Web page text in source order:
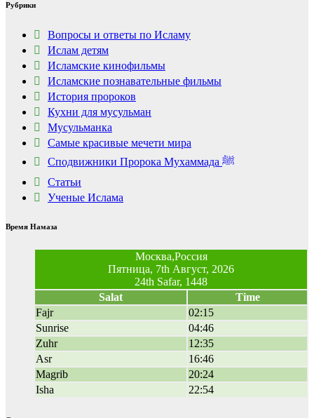
i
Ролик из Омска: вы
будете смеяться долго
Рубрики
Вопросы и ответы по Исламу
Ислам детям
Исламские кинофильмы
Исламские познавательные фильмы
История пророков
Кухни для мусульман
Мусульманка
Самые красивые мечети мира
Сподвижники Пророка Мухаммада ﷺ
Статьи
Ученые Ислама
Время Намаза
Москва,Россия
Пятница, 7th Август, 2026
24th Safar, 1448
Salat
Time
Fajr
02:15
Sunrise
04:46
Zuhr
12:35
Asr
16:46
Magrib
20:24
Isha
22:54